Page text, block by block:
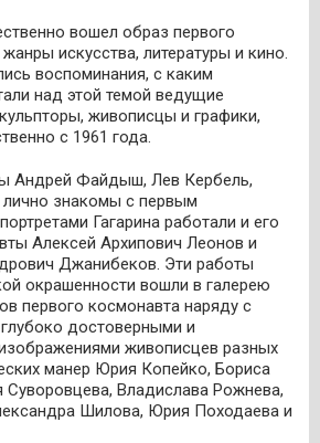
вошел образ первого
искусства, литературы и кино.
воспоминания, с каким
над этой темой ведущие
живописцы и графики,
с 1961 года.
Андрей Файдыш, Лев Кербель,
знакомы с первым
Гагарина работали и его
Алексей Архипович Леонов и
Джанибеков. Эти работы
окрашенности вошли в галерею
первого космонавта наряду с
достоверными и
живописцев разных
манер Юрия Копейко, Бориса
Владислава Рожнева,
Шилова, Юрия Походаева и